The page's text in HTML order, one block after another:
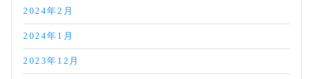
2024年2月
2024年1月
2023年12月